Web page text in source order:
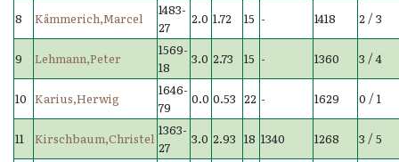
8 Kämmerich,Marcel
1483-
27
2.0 1.72 15 - 1418 2 / 3
9 Lehmann,Peter
1569-
18
3.0 2.73 15 - 1360 3 / 4
10 Karius,Herwig
1646-
79
0.0 0.53 22 - 1629 0 / 1
11 Kirschbaum,Christel
1363-
27
3.0 2.93 18 1340 1268 3 / 5